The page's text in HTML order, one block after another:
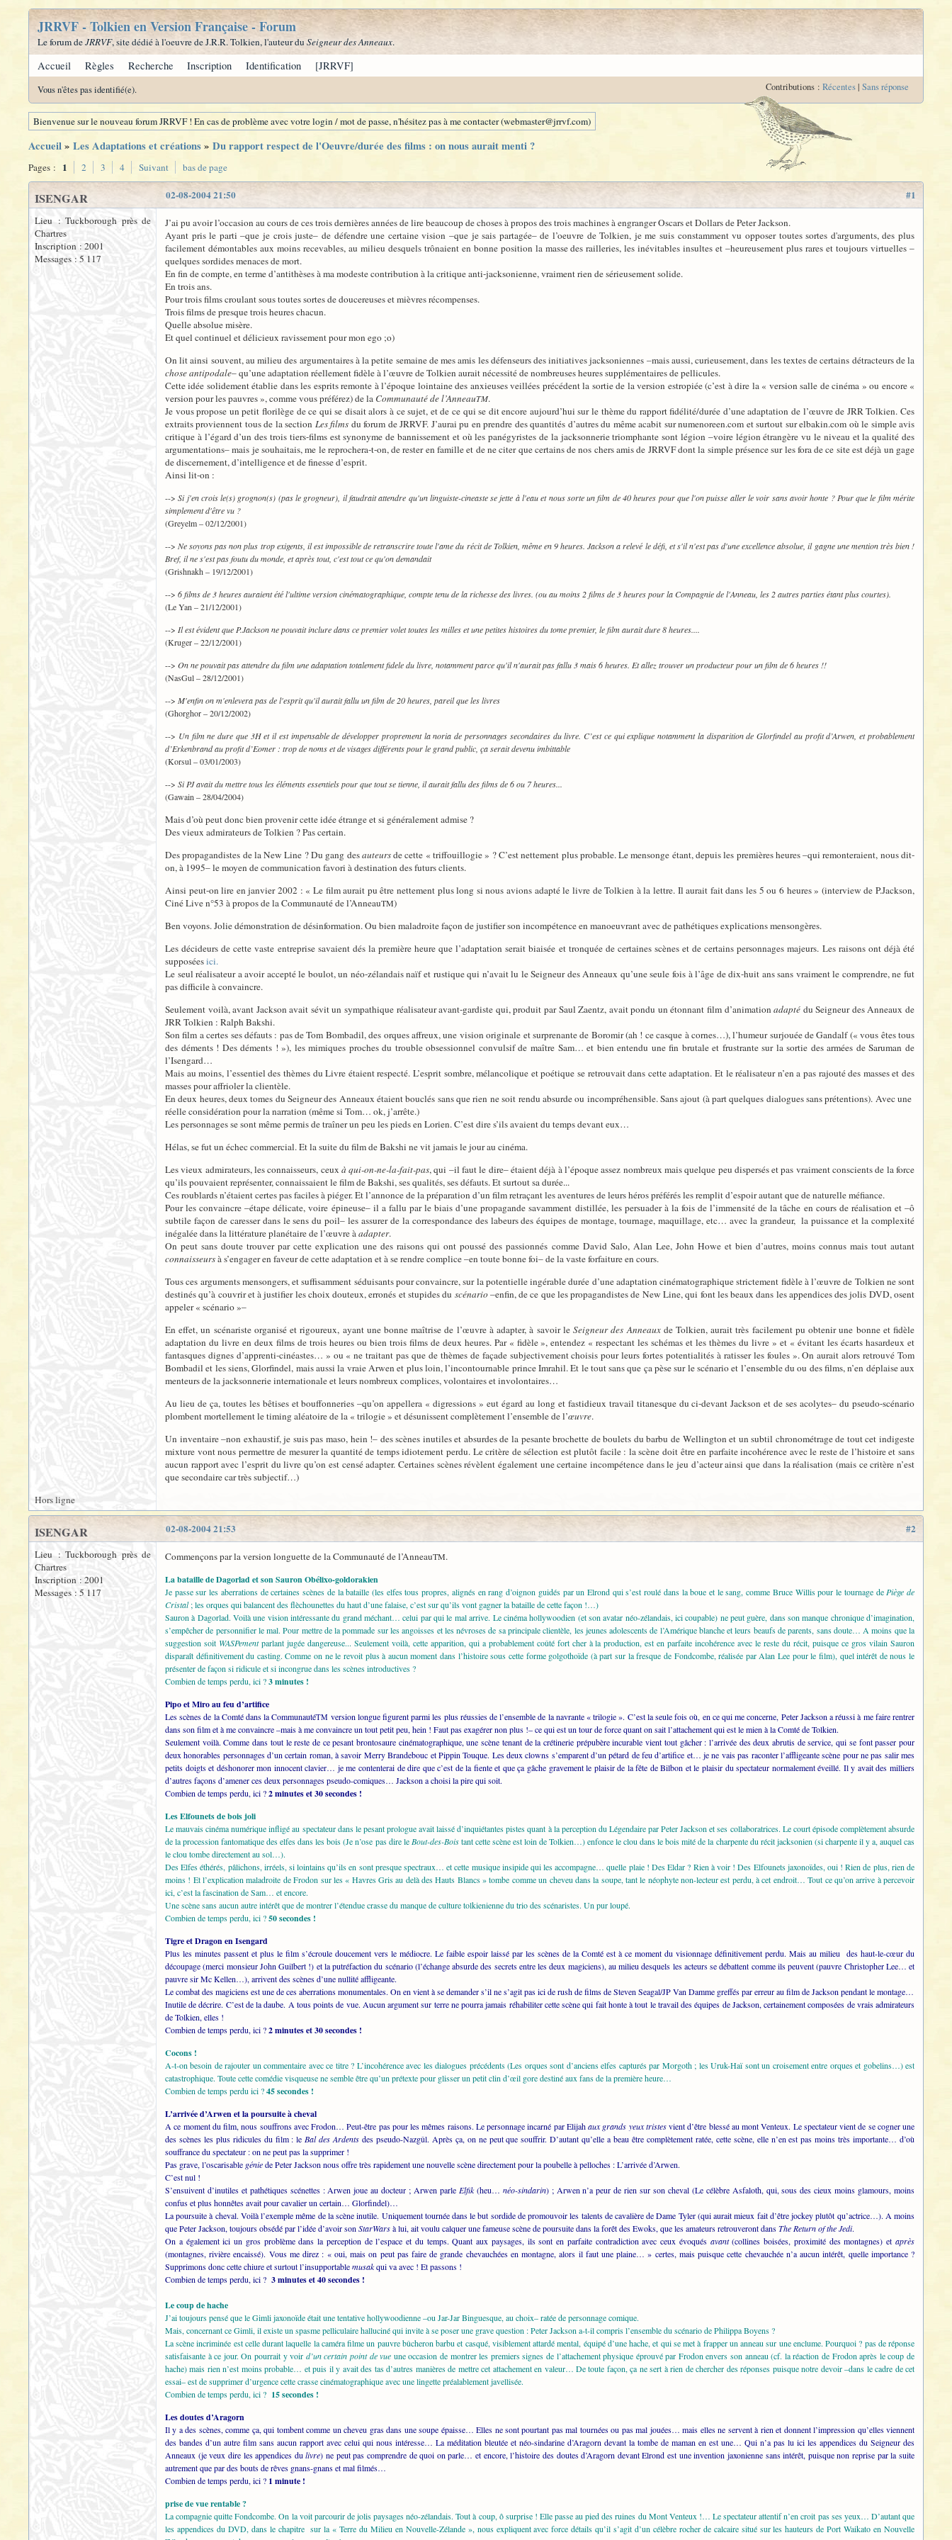
JRRVF - Tolkien en Version Française - Forum
Le forum deJRRVF, site dédié à l'oeuvre de J.R.R. Tolkien, l'auteur du Seigneur des Anneaux.
Accueil Règles Recherche Inscription Identification [JRRVF]
Vous n'êtes pas identifié(e). Contributions : Récentes| Sans réponse
Bienvenue sur le nouveau forum JRRVF ! En cas de problème avec votre login / mot de passe, n'hésitez pas à me contacter (webmaster@jrrvf.com)
Accueil» Les Adaptations et créations» Du rapport respect de l'Oeuvre/durée des films : on nous aurait menti ?
Pages : 1 2 3 4 Suivant bas de page
#1
02-08-2004 21:50
ISENGAR
Lieu : Tuckborough près de
Chartres
Inscription : 2001
Messages : 5 117
J’ai pu avoir l’occasion au cours de ces trois dernières années de lire beaucoup de choses à propos des trois machines à engranger Oscars et Dollars de Peter Jackson.
Ayant pris le parti –que je crois juste– de défendre une certaine vision –que je sais partagée– de l’oeuvre de Tolkien, je me suis constamment vu opposer toutes sortes d'arguments, des plus
facilement démontables aux moins recevables, au milieu desquels trônaient en bonne position la masse des railleries, les inévitables insultes et –heureusement plus rares et toujours virtuelles –
quelques sordides menaces de mort.
En fin de compte, en terme d’antithèses à ma modeste contribution à la critique anti-jacksonienne, vraiment rien de sérieusement solide.
En trois ans.
Pour trois films croulant sous toutes sortes de doucereuses et mièvres récompenses.
Trois films de presque trois heures chacun.
Quelle absolue misère.
Et quel continuel et délicieux ravissement pour mon ego ;o)
On lit ainsi souvent, au milieu des argumentaires à la petite semaine de mes amis les défenseurs des initiatives jacksoniennes –mais aussi, curieusement, dans les textes de certains détracteurs de la
chose antipodale– qu’une adaptation réellement fidèle à l’œuvre de Tolkien aurait nécessité de nombreuses heures supplémentaires de pellicules.
Cette idée solidement établie dans les esprits remonte à l’époque lointaine des anxieuses veillées précédent la sortie de la version estropiée (c’est à dire la « version salle de cinéma » ou encore «
version pour les pauvres », comme vous préférez) de la Communauté de l’AnneauTM.
Je vous propose un petit florilège de ce qui se disait alors à ce sujet, et de ce qui se dit encore aujourd’hui sur le thème du rapport fidélité/durée d’une adaptation de l’œuvre de JRR Tolkien. Ces
extraits proviennent tous de la section Les films du forum de JRRVF. J’aurai pu en prendre des quantités d’autres du même acabit sur numenoreen.com et surtout sur elbakin.com où le simple avis
critique à l’égard d’un des trois tiers-films est synonyme de bannissement et où les panégyristes de la jacksonnerie triomphante sont légion –voire légion étrangère vu le niveau et la qualité des
argumentations– mais je souhaitais, me le reprochera-t-on, de rester en famille et de ne citer que certains de nos chers amis de JRRVF dont la simple présence sur les fora de ce site est déjà un gage
de discernement, d’intelligence et de finesse d’esprit.
Ainsi lit-on :
-->Si j'en crois le(s) grognon(s) (pas le grogneur), il faudrait attendre qu'un linguiste-cineaste se jette à l'eau et nous sorte un film de 40 heures pour que l'on puisse aller le voir sans avoir honte ? Pour que le film mérite
simplement d'être vu ?
(Greyelm – 02/12/2001)
-->Ne soyons pas non plus trop exigents, il est impossible de retranscrire toute l'ame du récit de Tolkien, même en 9 heures. Jackson a relevé le défi, et s'il n'est pas d'une excellence absolue, il gagne une mention très bien !
Bref, il ne s'est pas foutu du monde, et après tout, c'est tout ce qu'on demandait
(Grishnakh – 19/12/2001)
--> 6 films de 3 heures auraient été l'ultime version cinématographique, compte tenu de la richesse des livres. (ou au moins 2 films de 3 heures pour la Compagnie de l'Anneau, les 2 autres parties étant plus courtes).
(Le Yan – 21/12/2001)
--> Il est évident que P.Jackson ne pouvait inclure dans ce premier volet toutes les milles et une petites histoires du tome premier, le film aurait dure 8 heures....
(Kruger – 22/12/2001)
--> On ne pouvait pas attendre du film une adaptation totalement fidele du livre, notamment parce qu'il n'aurait pas fallu 3 mais 6 heures. Et allez trouver un producteur pour un film de 6 heures !!
(NasGul – 28/12/2001)
--> M'enfin on m'enlevera pas de l'esprit qu'il aurait fallu un film de 20 heures, pareil que les livres
(Ghorghor – 20/12/2002)
--> Un film ne dure que 3H et il est impensable de développer proprement la noria de personnages secondaires du livre. C’est ce qui explique notamment la disparition de Glorfindel au profit d’Arwen, et probablement
d’Erkenbrand au profit d’Eomer : trop de noms et de visages différents pour le grand public, ça serait devenu imbittable
(Korsul – 03/01/2003)
--> Si PJ avait du mettre tous les éléments essentiels pour que tout se tienne, il aurait fallu des films de 6 ou 7 heures...
(Gawain – 28/04/2004)
Mais d’où peut donc bien provenir cette idée étrange et si généralement admise ?
Des vieux admirateurs de Tolkien ? Pas certain.
Des propagandistes de la New Line ? Du gang desauteursde cette « triffouillogie » ? C’est nettement plus probable. Le mensonge étant, depuis les premières heures –qui remonteraient, nous dit-
on, à 1995– le moyen de communication favori à destination des futurs clients.
Ainsi peut-on lire en janvier 2002 : « Le film aurait pu être nettement plus long si nous avions adapté le livre de Tolkien à la lettre. Il aurait fait dans les 5 ou 6 heures » (interview de P.Jackson,
Ciné Live n°53 à propos de la Communauté de l’AnneauTM)
Ben voyons. Jolie démonstration de désinformation. Ou bien maladroite façon de justifier son incompétence en manoeuvrant avec de pathétiques explications mensongères.
Les décideurs de cette vaste entreprise savaient dés la première heure que l’adaptation serait biaisée et tronquée de certaines scènes et de certains personnages majeurs. Les raisons ont déjà été
supposéesici.
Le seul réalisateur a avoir accepté le boulot, un néo-zélandais naïf et rustique qui n’avait lu le Seigneur des Anneaux qu’une seule fois à l’âge de dix-huit ans sans vraiment le comprendre, ne fut
pas difficile à convaincre.
Seulement voilà, avant Jackson avait sévit un sympathique réalisateur avant-gardiste qui, produit par Saul Zaentz, avait pondu un étonnant film d’animationadapté du Seigneur des Anneaux de
JRR Tolkien : Ralph Bakshi.
Son film a certes ses défauts : pas de Tom Bombadil, des orques affreux, une vision originale et surprenante de Boromir (ah ! ce casque à cornes…), l’humeur surjouée de Gandalf (« vous êtes tous
des déments ! Des déments ! »), les mimiques proches du trouble obsessionnel convulsif de maître Sam… et bien entendu une fin brutale et frustrante sur la sortie des armées de Saruman de
l’Isengard…
Mais au moins, l’essentiel des thèmes du Livre étaient respecté. L’esprit sombre, mélancolique et poétique se retrouvait dans cette adaptation. Et le réalisateur n’en a pas rajouté des masses et des
masses pour affrioler la clientèle.
En deux heures, deux tomes du Seigneur des Anneaux étaient bouclés sans que rien ne soit rendu absurde ou incompréhensible. Sans ajout (à part quelques dialogues sans prétentions). Avec une
réelle considération pour la narration (même si Tom… ok, j’arrête.)
Les personnages se sont même permis de traîner un peu les pieds en Lorien. C’est dire s’ils avaient du temps devant eux…
Hélas, se fut un échec commercial. Et la suite du film de Bakshi ne vit jamais le jour au cinéma.
Les vieux admirateurs, les connaisseurs, ceux à qui-on-ne-la-fait-pas, qui –il faut le dire– étaient déjà à l’époque assez nombreux mais quelque peu dispersés et pas vraiment conscients de la force
qu’ils pouvaient représenter, connaissaient le film de Bakshi, ses qualités, ses défauts. Et surtout sa durée...
Ces roublards n’étaient certes pas faciles à piéger. Et l’annonce de la préparation d’un film retraçant les aventures de leurs héros préférés les remplit d’espoir autant que de naturelle méfiance.
Pour les convaincre –étape délicate, voire épineuse– il a fallu par le biais d’une propagande savamment distillée, les persuader à la fois de l’immensité de la tâche en cours de réalisation et –ô
subtile façon de caresser dans le sens du poil– les assurer de la correspondance des labeurs des équipes de montage, tournage, maquillage, etc… avec la grandeur, la puissance et la complexité
inégalée dans la littérature planétaire de l’œuvre àadapter.
On peut sans doute trouver par cette explication une des raisons qui ont poussé des passionnés comme David Salo, Alan Lee, John Howe et bien d’autres, moins connus mais tout autant
connaisseursà s’engager en faveur de cette adaptation et à se rendre complice –en toute bonne foi– de la vaste forfaiture en cours.
Tous ces arguments mensongers, et suffisamment séduisants pour convaincre, sur la potentielle ingérable durée d’une adaptation cinématographique strictement fidèle à l’œuvre de Tolkien ne sont
destinés qu’à couvrir et à justifier les choix douteux, erronés et stupides du scénario–enfin, de ce que les propagandistes de New Line, qui font les beaux dans les appendices des jolis DVD, osent
appeler « scénario »–
En effet, un scénariste organisé et rigoureux, ayant une bonne maîtrise de l’œuvre à adapter, à savoir leSeigneur des Anneaux de Tolkien, aurait très facilement pu obtenir une bonne et fidèle
adaptation du livre en deux films de trois heures ou bien trois films de deux heures. Par « fidèle », entendez « respectant les schémas et les thèmes du livre » et « évitant les écarts hasardeux et
fantasques dignes d’apprenti-cinéastes… » ou « ne traitant pas que de thèmes de façade subjectivement choisis pour leurs fortes potentialités à ratisser les foules ». On aurait alors retrouvé Tom
Bombadil et les siens, Glorfindel, mais aussi la vraie Arwen et plus loin, l’incontournable prince Imrahil. Et le tout sans que ça pèse sur le scénario et l’ensemble du ou des films, n’en déplaise aux
menteurs de la jacksonnerie internationale et leurs nombreux complices, volontaires et involontaires…
Au lieu de ça, toutes les bêtises et bouffonneries –qu’on appellera « digressions » eut égard au long et fastidieux travail titanesque du ci-devant Jackson et de ses acolytes– du pseudo-scénario
plombent mortellement le timing aléatoire de la « trilogie » et désunissent complètement l’ensemble de l’œuvre.
Un inventaire –non exhaustif, je suis pas maso, hein !– des scènes inutiles et absurdes de la pesante brochette de boulets du barbu de Wellington et un subtil chronométrage de tout cet indigeste
mixture vont nous permettre de mesurer la quantité de temps idiotement perdu. Le critère de sélection est plutôt facile : la scène doit être en parfaite incohérence avec le reste de l’histoire et sans
aucun rapport avec l’esprit du livre qu’on est censé adapter. Certaines scènes révèlent également une certaine incompétence dans le jeu d’acteur ainsi que dans la réalisation (mais ce critère n’est
que secondaire car très subjectif…)
Hors ligne
#2
02-08-2004 21:53
ISENGAR
Lieu : Tuckborough près de
Chartres
Inscription : 2001
Messages : 5 117
Commençons par la version longuette de la Communauté de l’AnneauTM.
La bataille de Dagorlad et son Sauron Obélixo-goldorakien
Je passe sur les aberrations de certaines scènes de la bataille (les elfes tous propres, alignés en rang d’oignon guidés par un Elrond qui s’est roulé dans la boue et le sang, comme Bruce Willis pour le tournage de Piège de
Cristal; les orques qui balancent des flèchounettes du haut d’une falaise, c’est sur qu’ils vont gagner la bataille de cette façon !…)
Sauron à Dagorlad. Voilà une vision intéressante du grand méchant… celui par qui le mal arrive. Le cinéma hollywoodien (et son avatar néo-zélandais, ici coupable) ne peut guère, dans son manque chronique d’imagination,
s’empêcher de personnifier le mal. Pour mettre de la pommade sur les angoisses et les névroses de sa principale clientèle, les jeunes adolescents de l’Amérique blanche et leurs beaufs de parents, sans doute… A moins que la
suggestion soit WASPementparlant jugée dangereuse... Seulement voilà, cette apparition, qui a probablement coûté fort cher à la production, est en parfaite incohérence avec le reste du récit, puisque ce gros vilain Sauron
disparaît définitivement du casting. Comme on ne le revoit plus à aucun moment dans l’histoire sous cette forme golgothoïde (à part sur la fresque de Fondcombe, réalisée par Alan Lee pour le film), quel intérêt de nous le
présenter de façon si ridicule et si incongrue dans les scènes introductives ?
Combien de temps perdu, ici ?3 minutes !
Pipo et Miro au feu d’artifice
Les scènes de la Comté dans la CommunautéTM version longue figurent parmi les plus réussies de l’ensemble de la navrante « trilogie ». C’est la seule fois où, en ce qui me concerne, Peter Jackson a réussi à me faire rentrer
dans son film et à me convaincre –mais à me convaincre un tout petit peu, hein ! Faut pas exagérer non plus !– ce qui est un tour de force quant on sait l’attachement qui est le mien à la Comté de Tolkien.
Seulement voilà. Comme dans tout le reste de ce pesant brontosaure cinématographique, une scène tenant de la crétinerie prépubère incurable vient tout gâcher : l’arrivée des deux abrutis de service, qui se font passer pour
deux honorables personnages d’un certain roman, à savoir Merry Brandebouc et Pippin Touque. Les deux clowns s’emparent d’un pétard de feu d’artifice et… je ne vais pas raconter l’affligeante scène pour ne pas salir mes
petits doigts et déshonorer mon innocent clavier… je me contenterai de dire que c’est de la fiente et que ça gâche gravement le plaisir de la fête de Bilbon et le plaisir du spectateur normalement éveillé. Il y avait des milliers
d’autres façons d’amener ces deux personnages pseudo-comiques… Jackson a choisi la pire qui soit.
Combien de temps perdu, ici ?2 minutes et 30 secondes !
Les Elfounets de bois joli
Le mauvais cinéma numérique infligé au spectateur dans le pesant prologue avait laissé d’inquiétantes pistes quant à la perception du Légendaire par Peter Jackson et ses collaboratrices. Le court épisode complètement absurde
de la procession fantomatique des elfes dans les bois (Je n’ose pas dire le Bout-des-Boistant cette scène est loin de Tolkien…) enfonce le clou dans le bois mité de la charpente du récit jacksonien (si charpente il y a, auquel cas
le clou tombe directement au sol…).
Des Elfes éthérés, pâlichons, irréels, si lointains qu’ils en sont presque spectraux… et cette musique insipide qui les accompagne… quelle plaie ! Des Eldar ? Rien à voir ! Des Elfounets jaxonoïdes, oui ! Rien de plus, rien de
moins ! Et l’explication maladroite de Frodon sur les « Havres Gris au delà des Hauts Blancs » tombe comme un cheveu dans la soupe, tant le néophyte non-lecteur est perdu, à cet endroit… Tout ce qu’on arrive à percevoir
ici, c’est la fascination de Sam… et encore.
Une scène sans aucun autre intérêt que de montrer l’étendue crasse du manque de culture tolkienienne du trio des scénaristes. Un pur loupé.
Combien de temps perdu, ici ?50 secondes !
Tigre et Dragon en Isengard
Plus les minutes passent et plus le film s’écroule doucement vers le médiocre. Le faible espoir laissé par les scènes de la Comté est à ce moment du visionnage définitivement perdu. Mais au milieu des haut-le-cœur du
découpage (merci monsieur John Guilbert !) et la putréfaction du scénario (l’échange absurde des secrets entre les deux magiciens), au milieu desquels les acteurs se débattent comme ils peuvent (pauvre Christopher Lee… et
pauvre sir Mc Kellen…), arrivent des scènes d’une nullité affligeante.
Le combat des magiciens est une de ces aberrations monumentales. On en vient à se demander s’il ne s’agit pas ici de rush de films de Steven Seagal/JP Van Damme greffés par erreur au film de Jackson pendant le montage…
Inutile de décrire. C’est de la daube. A tous points de vue. Aucun argument sur terre ne pourra jamais réhabiliter cette scène qui fait honte à tout le travail des équipes de Jackson, certainement composées de vrais admirateurs
de Tolkien, elles !
Combien de temps perdu, ici ?2 minutes et 30 secondes !
Cocons !
A-t-on besoin de rajouter un commentaire avec ce titre ? L’incohérence avec les dialogues précédents (Les orques sont d’anciens elfes capturés par Morgoth ; les Uruk-Haï sont un croisement entre orques et gobelins…) est
catastrophique. Toute cette comédie visqueuse ne semble être qu’un prétexte pour glisser un petit clin d’œil gore destiné aux fans de la première heure…
Combien de temps perdu ici ?45 secondes !
L’arrivée d’Arwen et la poursuite à cheval
A ce moment du film, nous souffrons avec Frodon… Peut-être pas pour les mêmes raisons. Le personnage incarné par Elijahaux grands yeux tristesvient d’être blessé au mont Venteux. Le spectateur vient de se cogner une
des scènes les plus ridicules du film : le Bal des Ardents des pseudo-Nazgûl. Après ça, on ne peut que souffrir. D’autant qu’elle a beau être complètement ratée, cette scène, elle n’en est pas moins très importante… d’où
souffrance du spectateur : on ne peut pas la supprimer !
Pas grave, l’oscarisable géniede Peter Jackson nous offre très rapidement une nouvelle scène directement pour la poubelle à pelloches : L’arrivée d’Arwen.
C’est nul !
S’ensuivent d’inutiles et pathétiques scénettes : Arwen joue au docteur ; Arwen parle Elfik(heu… néo-sindarin) ; Arwen n’a peur de rien sur son cheval (Le célèbre Asfaloth, qui, sous des cieux moins glamours, moins
confus et plus honnêtes avait pour cavalier un certain… Glorfindel)…
La poursuite à cheval. Voilà l’exemple même de la scène inutile. Uniquement tournée dans le but sordide de promouvoir les talents de cavalière de Dame Tyler (qui aurait mieux fait d’être jockey plutôt qu’actrice…). A moins
que Peter Jackson, toujours obsédé par l’idée d’avoir son StarWarsà lui, ait voulu calquer une fameuse scène de poursuite dans la forêt des Ewoks, que les amateurs retrouveront dansThe Return of the Jedi.
On a également ici un gros problème dans la perception de l’espace et du temps. Quant aux paysages, ils sont en parfaite contradiction avec ceux évoqués avant(collines boisées, proximité des montagnes) etaprès
(montagnes, rivière encaissé). Vous me direz : « oui, mais on peut pas faire de grande chevauchées en montagne, alors il faut une plaine… » certes, mais puisque cette chevauchée n’a aucun intérêt, quelle importance ?
Supprimons donc cette chiure et surtout l’insupportablemusakqui va avec ! Et passons !
Combien de temps perdu, ici ? 3 minutes et 40 secondes !
Le coup de hache
J’ai toujours pensé que le Gimli jaxonoïde était une tentative hollywoodienne –ou Jar-Jar Binguesque, au choix– ratée de personnage comique.
Mais, concernant ce Gimli, il existe un spasme pelliculaire halluciné qui invite à se poser une grave question : Peter Jackson a-t-il compris l’ensemble du scénario de Philippa Boyens ?
La scène incriminée est celle durant laquelle la caméra filme un pauvre bûcheron barbu et casqué, visiblement attardé mental, équipé d’une hache, et qui se met à frapper un anneau sur une enclume. Pourquoi ? pas de réponse
satisfaisante à ce jour. On pourrait y voir d’un certain point de vue une occasion de montrer les premiers signes de l’attachement physique éprouvé par Frodon envers son anneau (cf. la réaction de Frodon après le coup de
hache) mais rien n’est moins probable… et puis il y avait des tas d’autres manières de mettre cet attachement en valeur… De toute façon, ça ne sert à rien de chercher des réponses puisque notre devoir –dans le cadre de cet
essai– est de supprimer d’urgence cette crasse cinématographique avec une lingette préalablement javellisée.
Combien de temps perdu, ici ? 15 secondes !
Les doutes d’Aragorn
Il y a des scènes, comme ça, qui tombent comme un cheveu gras dans une soupe épaisse… Elles ne sont pourtant pas mal tournées ou pas mal jouées… mais elles ne servent à rien et donnent l’impression qu’elles viennent
des bandes d’un autre film sans aucun rapport avec celui qui nous intéresse… La méditation bleutée et néo-sindarine d’Aragorn devant la tombe de maman en est une… Qui n’a pas lu ici les appendices du Seigneur des
Anneaux (je veux dire les appendices dulivre) ne peut pas comprendre de quoi on parle… et encore, l’histoire des doutes d’Aragorn devant Elrond est une invention jaxonienne sans intérêt, puisque non reprise par la suite
autrement que par des bouts de rêves gnans-gnans et mal filmés…
Combien de temps perdu, ici ? 1 minute !
prise de vue rentable ?
La compagnie quitte Fondcombe. On la voit parcourir de jolis paysages néo-zélandais. Tout à coup, ô surprise ! Elle passe au pied des ruines du Mont Venteux !… Le spectateur attentif n’en croit pas ses yeux… D’autant que
les appendices du DVD, dans le chapitre sur la « Terre du Milieu en Nouvelle-Zélande », nous expliquent avec force détails qu’il s’agit d’un célèbre rocher de calcaire situé sur les hauteurs de Port Waikato en Nouvelle